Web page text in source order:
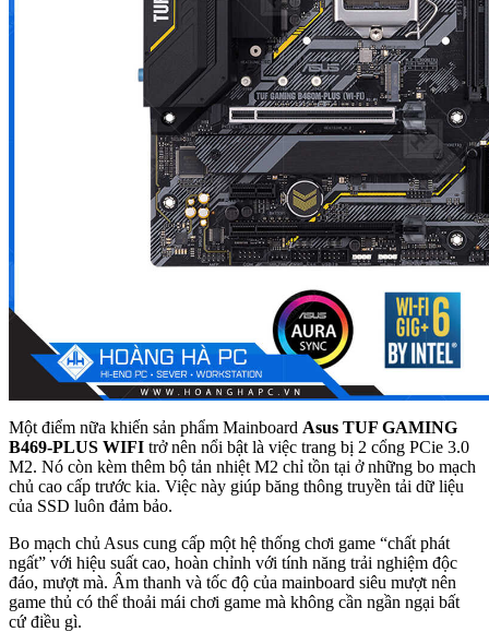
Một điểm nữa khiến sản phẩm Mainboard Asus TUF GAMING
B469-PLUS WIFI trở nên nổi bật là việc trang bị 2 cổng PCie 3.0
M2. Nó còn kèm thêm bộ tản nhiệt M2 chỉ tồn tại ở những bo mạch
chủ cao cấp trước kia. Việc này giúp băng thông truyền tải dữ liệu
của SSD luôn đảm bảo.
Bo mạch chủ Asus cung cấp một hệ thống chơi game “chất phát
ngất” với hiệu suất cao, hoàn chỉnh với tính năng trải nghiệm độc
đáo, mượt mà. Âm thanh và tốc độ của mainboard siêu mượt nên
game thủ có thể thoải mái chơi game mà không cần ngần ngại bất
cứ điều gì.